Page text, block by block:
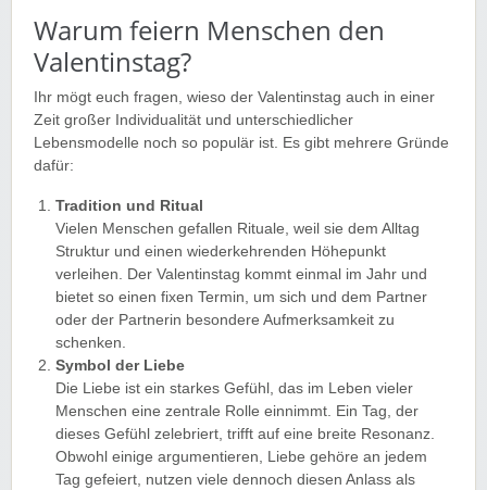
Warum feiern Menschen den
Valentinstag?
Ihr mögt euch fragen, wieso der Valentinstag auch in einer
Zeit großer Individualität und unterschiedlicher
Lebensmodelle noch so populär ist. Es gibt mehrere Gründe
dafür:
Tradition und Ritual
Vielen Menschen gefallen Rituale, weil sie dem Alltag
Struktur und einen wiederkehrenden Höhepunkt
verleihen. Der Valentinstag kommt einmal im Jahr und
bietet so einen fixen Termin, um sich und dem Partner
oder der Partnerin besondere Aufmerksamkeit zu
schenken.
Symbol der Liebe
Die Liebe ist ein starkes Gefühl, das im Leben vieler
Menschen eine zentrale Rolle einnimmt. Ein Tag, der
dieses Gefühl zelebriert, trifft auf eine breite Resonanz.
Obwohl einige argumentieren, Liebe gehöre an jedem
Tag gefeiert, nutzen viele dennoch diesen Anlass als